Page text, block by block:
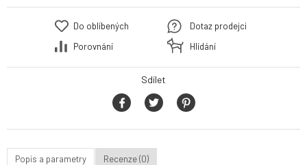
Do oblíbených
Porovnání
Dotaz prodejci
Hlídání
Sdílet
Popis a parametry Recenze (0)